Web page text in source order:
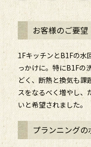
お客様のご要望
1FキッチンとB1Fの水
っかけに。特にB1Fの
どく、断熱と換気も課
スをなるべく増やし、
いと希望されました。
プランニングの